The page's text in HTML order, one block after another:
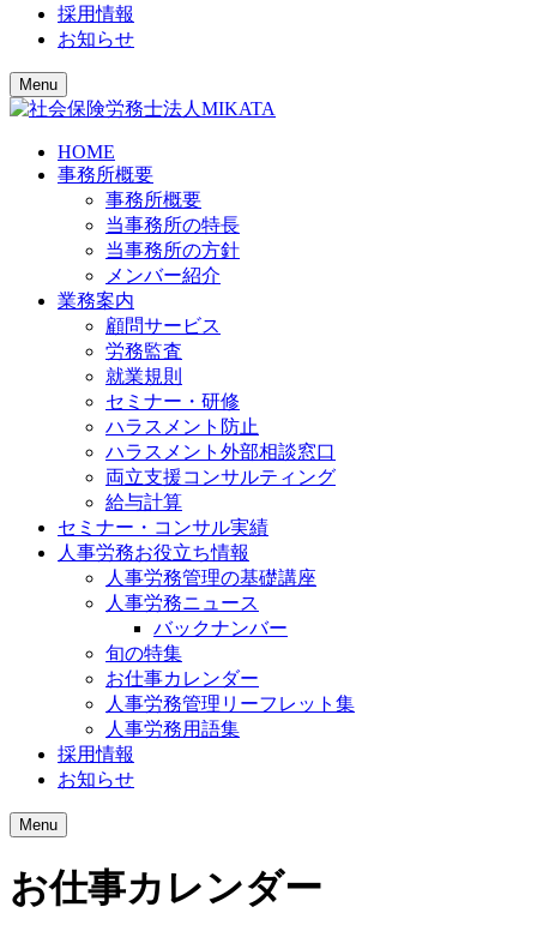
採用情報
お知らせ
Menu
HOME
事務所概要
事務所概要
当事務所の特長
当事務所の方針
メンバー紹介
業務案内
顧問サービス
労務監査
就業規則
セミナー・研修
ハラスメント防止
ハラスメント外部相談窓口
両立支援コンサルティング
給与計算
セミナー・コンサル実績
人事労務お役立ち情報
人事労務管理の基礎講座
人事労務ニュース
バックナンバー
旬の特集
お仕事カレンダー
人事労務管理リーフレット集
人事労務用語集
採用情報
お知らせ
Menu
お仕事カレンダー